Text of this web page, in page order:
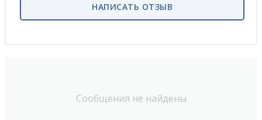
Сообщения не найдены
НАПИСАТЬ ОТЗЫВ